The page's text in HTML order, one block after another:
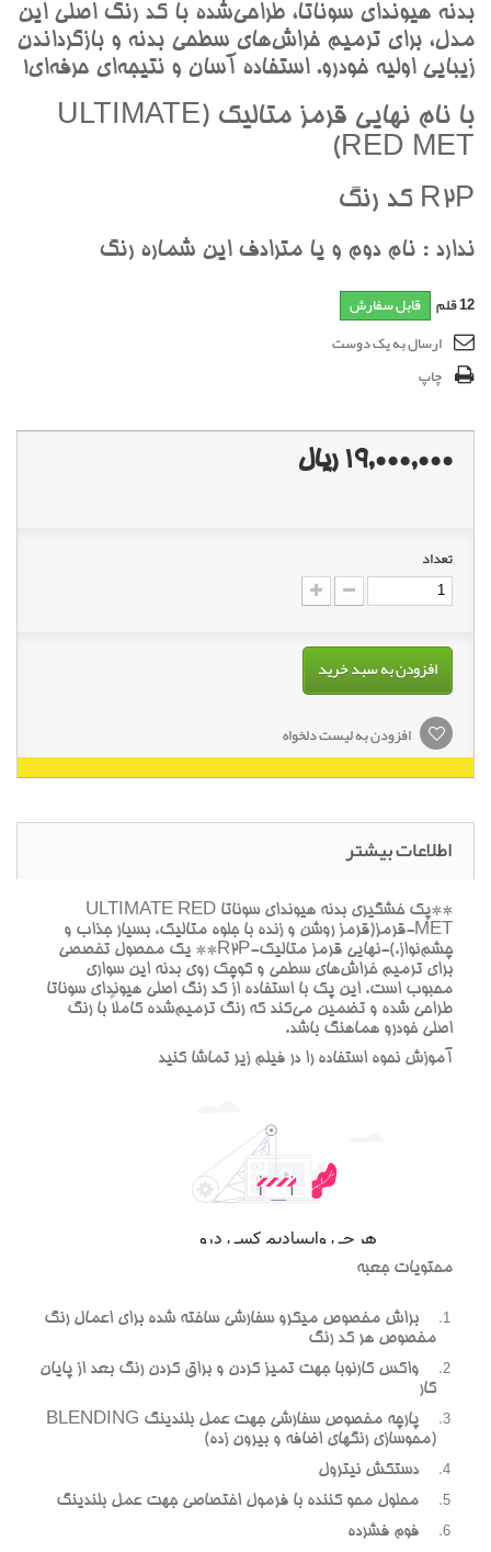
بدنه هيونداي سوناتا، طراحي‌شده با کد رنگ اصلي اين
مدل، براي ترميم خراش‌هاي سطحي بدنه و بازگرداندن
زيبايي اوليه خودرو. استفاده آسان و نتيجه‌اي حرفه‌اي!
با نام نهايي قرمز متاليک (ULTIMATE
RED MET)
R2P کد رنگ
ندارد : نام دوم و يا مترادف اين شماره رنگ
12قلم قابل سفارش
ارسال به یک دوست
چاپ
19,000,000 ریال
تعداد
افزودن به سبد خرید
افزودن به لیست دلخواه
اطلاعات بیشتر
**پک خشگيري بدنه هيونداي سوناتا ULTIMATE RED
MET-قرمز(قرمز روشن و زنده با جلوه متاليک، بسيار جذاب و
چشم‌نواز.)-نهايي قرمز متاليک-R2P** يک محصول تخصصي
براي ترميم خراش‌هاي سطحي و کوچک روي بدنه اين سواري
محبوب است. اين پک با استفاده از کد رنگ اصلي هيونداي سوناتا
طراحي شده و تضمين مي‌کند که رنگ ترميم‌شده کاملاً با رنگ
اصلي خودرو هماهنگ باشد.
آموزش نحوه استفاده را در فيلم زير تماشا کنيد
محتويات جعبه
براش مخصوص ميکرو سفارشي ساخته شده براي اعمال رنگ
مخصوص هر کد رنگ
واکس کارنوبا جهت تميز کردن و براق کردن رنگ بعد از پايان
کار
پارچه مخصوص سفارشي جهت عمل بلندينگ BLENDING
(محوسازي رنگهاي اضافه و بيرون زده)
دستکش نيترول
محلول محو کننده با فرمول اختصاصي جهت عمل بلندينگ
فوم فشرده